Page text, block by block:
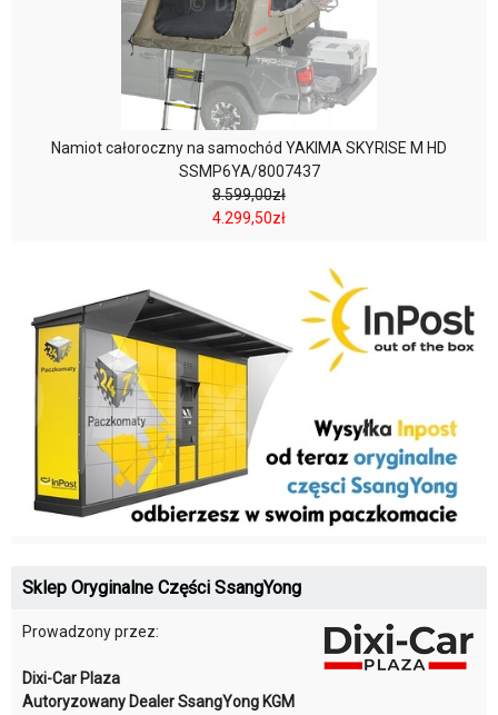
Namiot całoroczny na samochód YAKIMA SKYRISE M HD
SSMP6YA/8007437
8.599,00zł
4.299,50zł
Sklep Oryginalne Części SsangYong
Prowadzony przez:
Dixi-Car Plaza
Autoryzowany Dealer SsangYong KGM